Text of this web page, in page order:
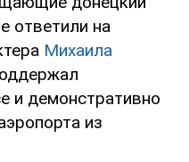
ответили на
Михаила
и демонстративно
из